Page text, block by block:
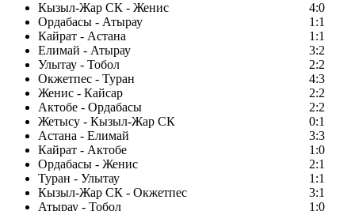
Кызыл-Жар СК - Женис
4:0
Ордабасы - Атырау
1:1
Кайрат - Астана
1:1
Елимай - Атырау
3:2
Улытау - Тобол
2:2
Окжетпес - Туран
4:3
Женис - Кайсар
2:2
Актобе - Ордабасы
2:2
Жетысу - Кызыл-Жар СК
0:1
Астана - Елимай
3:3
Кайрат - Актобе
1:0
Ордабасы - Женис
2:1
Туран - Улытау
1:1
Кызыл-Жар СК - Окжетпес
3:1
Атырау - Тобол
1:0